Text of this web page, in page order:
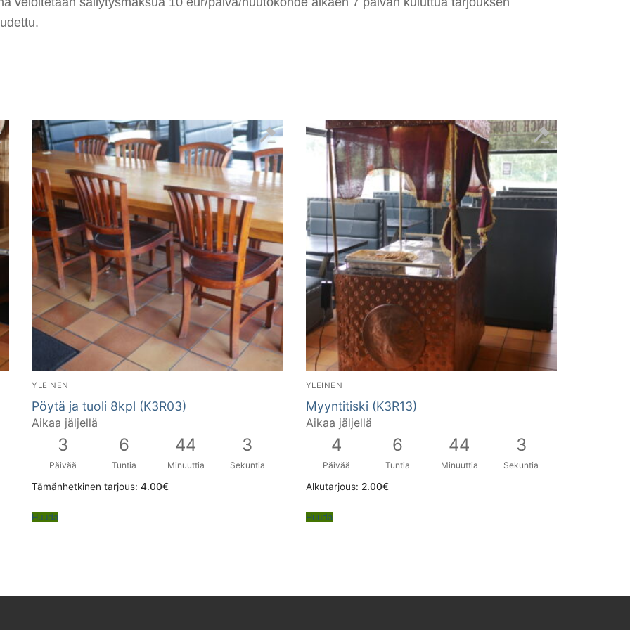
YLEINEN
Pöytä ja tuoli 8kpl (K3R03)
Aikaa jäljellä
3
Päivää
6
Tuntia
44
Minuuttia
2
Sekuntia
Tämänhetkinen tarjous: 4.00€
Huuda
YLEINEN
Myyntitiski (K3R13)
Aikaa jäljellä
4
Päivää
6
Tuntia
44
Minuuttia
2
Sekuntia
Alkutarjous: 2.00€
Huuda